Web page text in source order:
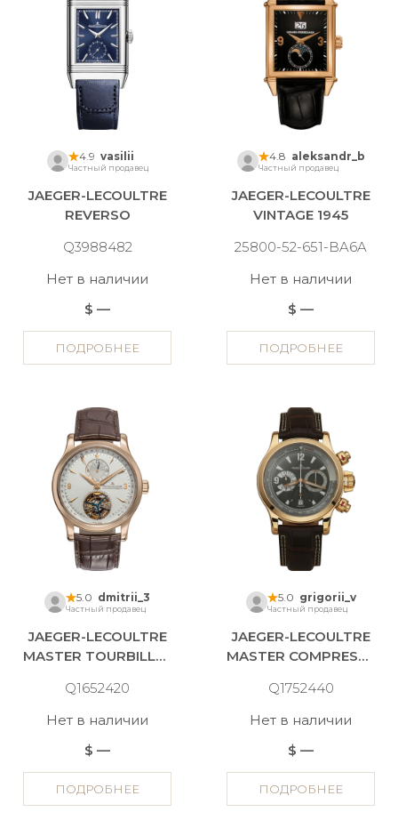
4.9 vasilii
Частный продавец
JAEGER-LECOULTRE
REVERSO
Q3988482
Нет в наличии
$ —
ПОДРОБНЕЕ
4.8 aleksandr_b
Частный продавец
JAEGER-LECOULTRE
VINTAGE 1945
25800-52-651-BA6A
Нет в наличии
$ —
ПОДРОБНЕЕ
5.0 dmitrii_3
Частный продавец
JAEGER-LECOULTRE
MASTER TOURBILLON
Q1652420
Нет в наличии
$ —
ПОДРОБНЕЕ
5.0 grigorii_v
Частный продавец
JAEGER-LECOULTRE
MASTER COMPRESSOR
Q1752440
Нет в наличии
$ —
ПОДРОБНЕЕ